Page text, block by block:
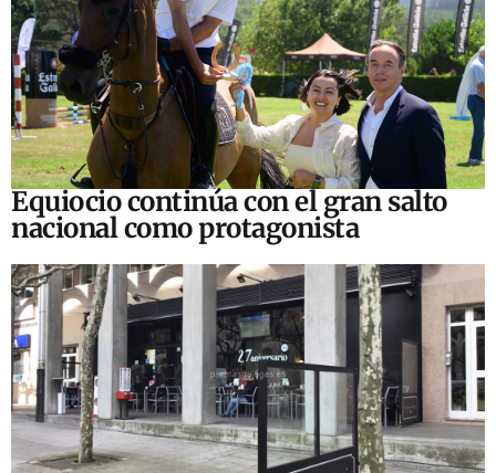
Equiocio continúa con el gran salto
nacional como protagonista